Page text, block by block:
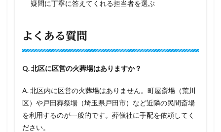
疑問に丁寧に答えてくれる担当者を選ぶ
よくある質問
Q. 北区に区営の火葬場はありますか？
A. 北区内に区営の火葬場はありません。町屋斎場（荒川
区）や戸田葬祭場（埼玉県戸田市）など近隣の民間斎場
を利用するのが一般的です。葬儀社に手配を依頼してく
ださい。